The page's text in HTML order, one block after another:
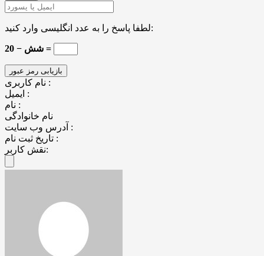
لطفا پاسخ را به عدد انگلیسی وارد کنید:
20 − شش =
نام کاربری :
ایمیل :
نام :
نام خانوادگی
آدرس وب سایت :
تاریخ ثبت نام :
نقش کاربر: